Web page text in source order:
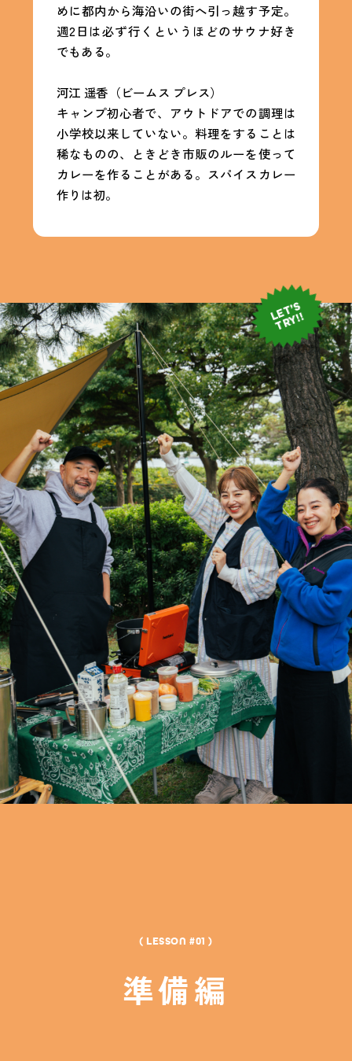
めに都内から海沿いの街へ引っ越す予定。
週2日は必ず行くというほどのサウナ好き
でもある。
河江 遥香（ビームス プレス）
キャンプ初心者で、アウトドアでの調理は
小学校以来していない。料理をすることは
稀なものの、ときどき市販のルーを使って
カレーを作ることがある。スパイスカレー
作りは初。
LET’S
TRY!!
( LESSON #01 )
準備編